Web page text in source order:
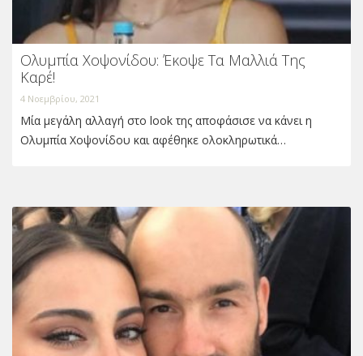
Ολυμπία Χοψονίδου: Έκοψε Τα Μαλλιά Της
Καρέ!
4 Νοεμβρίου, 2021
Μία μεγάλη αλλαγή στο look της αποφάσισε να κάνει η
Ολυμπία Χοψονίδου και αφέθηκε ολοκληρωτικά…